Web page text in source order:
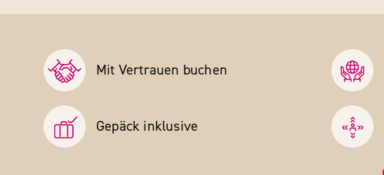
Mit Vertrauen buchen
Gepäck inklusive